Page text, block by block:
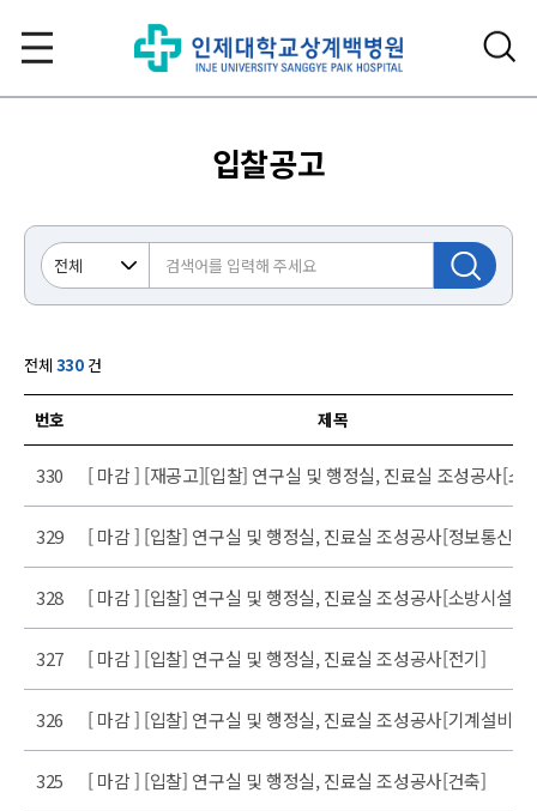
입찰공고
전체 330건
번호 제목
330 [ 마감 ] [재공고][입찰] 연구실 및 행정실, 진료실 조성공사[소
329 [ 마감 ] [입찰] 연구실 및 행정실, 진료실 조성공사[정보통신]
328 [ 마감 ] [입찰] 연구실 및 행정실, 진료실 조성공사[소방시설]
327 [ 마감 ] [입찰] 연구실 및 행정실, 진료실 조성공사[전기]
326 [ 마감 ] [입찰] 연구실 및 행정실, 진료실 조성공사[기계설비]
325 [ 마감 ] [입찰] 연구실 및 행정실, 진료실 조성공사[건축]